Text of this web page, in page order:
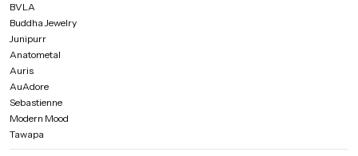
BVLA
Buddha Jewelry
Junipurr
Anatometal
Auris
AuAdore
Sebastienne
Modern Mood
Tawapa